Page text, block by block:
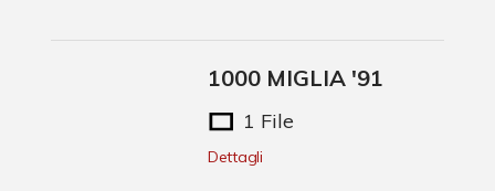
1000 MIGLIA '91
1 File
Dettagli